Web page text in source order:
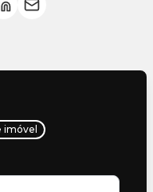
imóvel